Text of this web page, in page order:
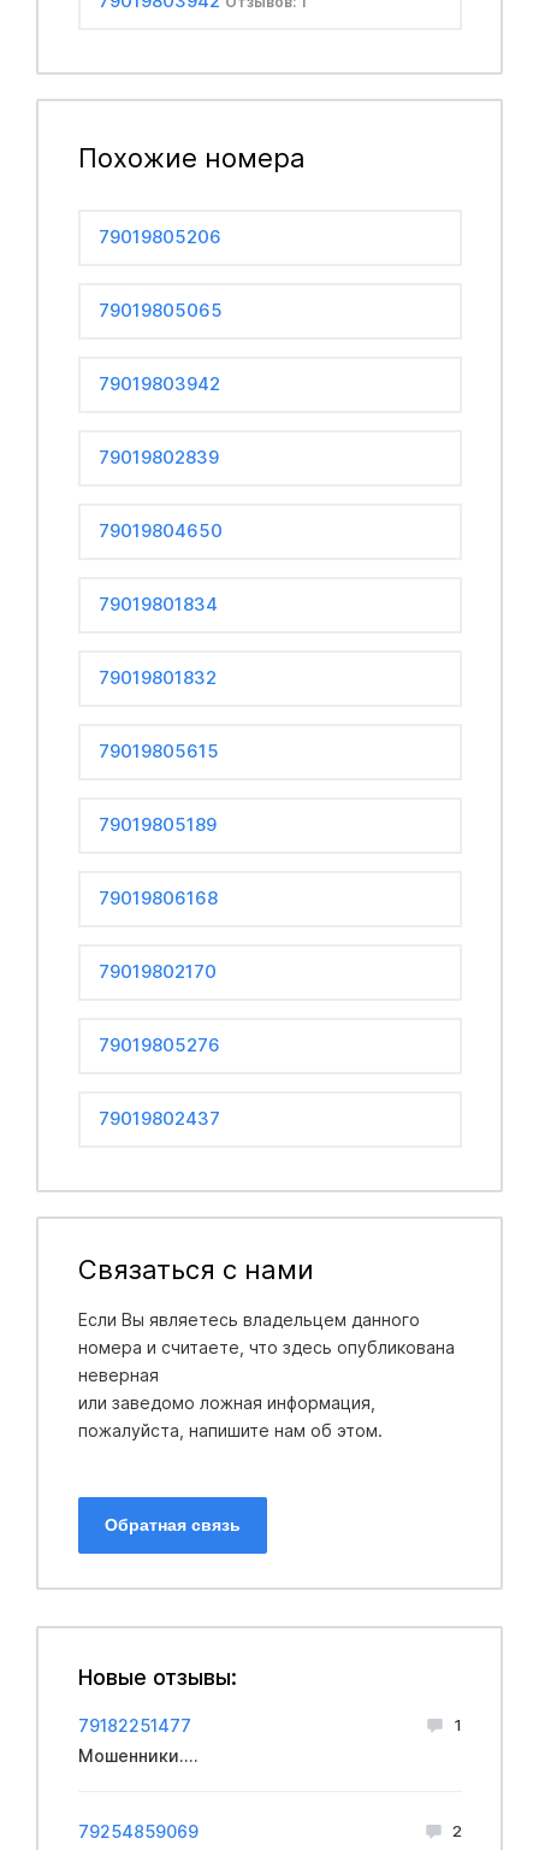
Похожие номера
79019805206
79019805065
79019803942
79019802839
79019804650
79019801834
79019801832
79019805615
79019805189
79019806168
79019802170
79019805276
79019802437
Связаться с нами
Если Вы являетесь владельцем данного
номера и считаете, что здесь опубликована
неверная
или заведомо ложная информация,
пожалуйста, напишите нам об этом.
Обратная связь
Новые отзывы:
79182251477 1
Мошенники....
79254859069 2